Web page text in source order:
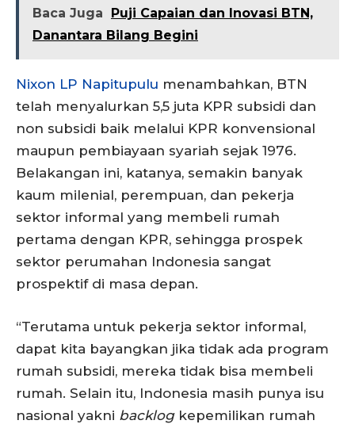
Baca Juga
Puji Capaian dan Inovasi BTN,
Danantara Bilang Begini
Nixon LP Napitupulu menambahkan, BTN
telah menyalurkan 5,5 juta KPR subsidi dan
non subsidi baik melalui KPR konvensional
maupun pembiayaan syariah sejak 1976.
Belakangan ini, katanya, semakin banyak
kaum milenial, perempuan, dan pekerja
sektor informal yang membeli rumah
pertama dengan KPR, sehingga prospek
sektor perumahan Indonesia sangat
prospektif di masa depan.
“Terutama untuk pekerja sektor informal,
dapat kita bayangkan jika tidak ada program
rumah subsidi, mereka tidak bisa membeli
rumah. Selain itu, Indonesia masih punya isu
nasional yakni backlogkepemilikan rumah